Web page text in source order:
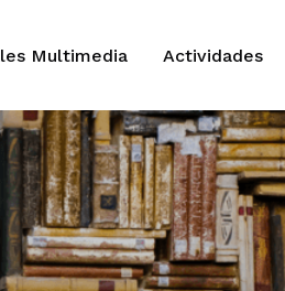
Multimedia Actividades